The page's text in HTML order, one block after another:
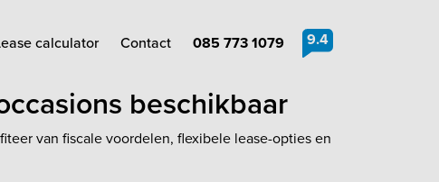
9.4
calculator Contact 085 773 1079
beschikbaar
van fiscale voordelen, flexibele lease-opties en